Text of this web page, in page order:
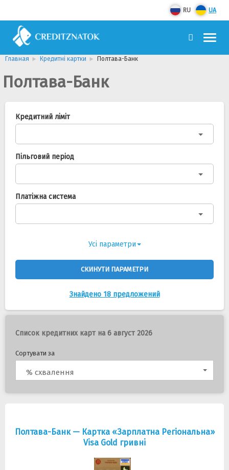
RU UA
Главная Кредитні картки Полтава-Банк
Полтава-Банк
Кредитний ліміт
Пільговий період
Платіжна система
Усі параметри
СКИНУТИ ПАРАМЕТРИ
Знайдено 18 предложений
Список кредитних карт на 6 август 2026
Сортувати за
% схвалення
Полтава-Банк — Картка «Зарплатна Регіональна»
Visa Gold гривнi